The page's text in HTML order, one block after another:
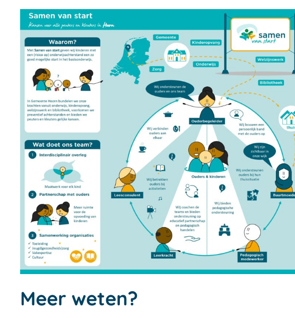
Meer weten?